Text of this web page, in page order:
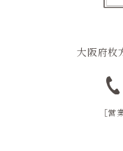
大阪府枚
［